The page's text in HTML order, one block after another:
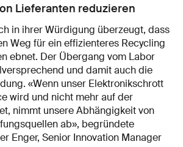
Lieferanten reduzieren
in ihrer Würdigung überzeugt, dass
Weg für ein effizienteres Recycling
ebnet. Der Übergang vom Labor
und damit auch die
«Wenn unser Elektronikschrott
wird und nicht mehr auf der
nimmt unsere Abhängigkeit von
ab», begründete
Enger, Senior Innovation Manager